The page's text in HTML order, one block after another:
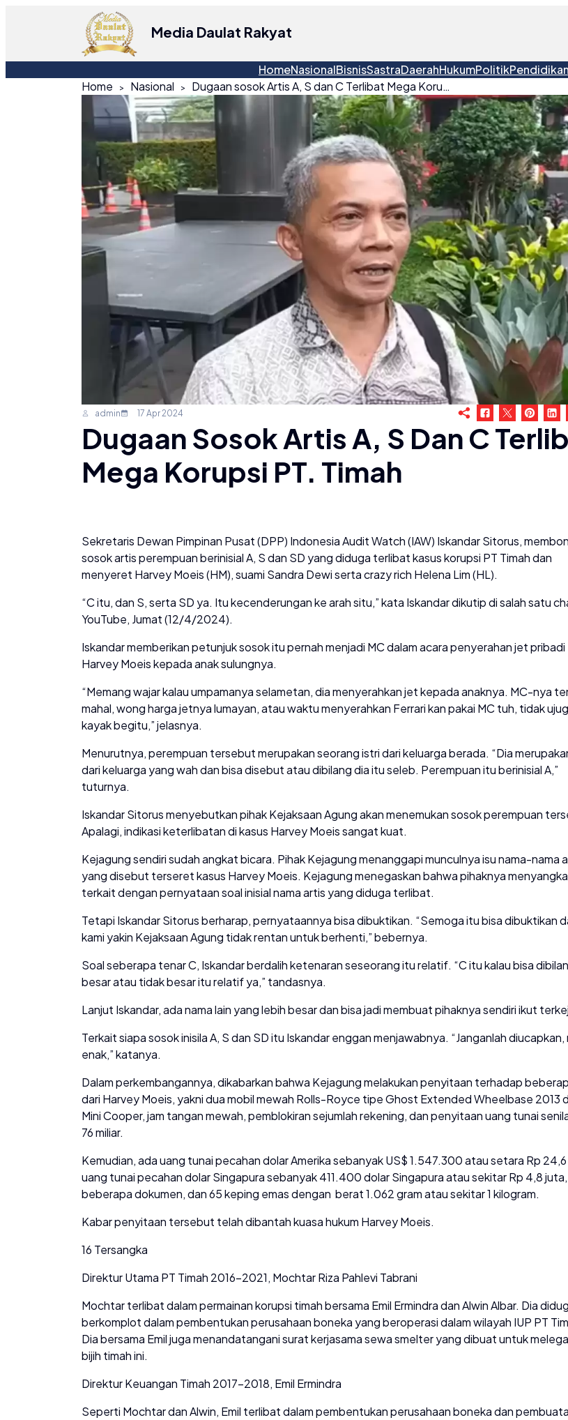
Media Daulat Rakyat
HomeNasionalBisnisSastraDaerahHukumPolitikPendidikan
Home
Nasional Dugaan sosok Artis A, S dan C Terlibat Mega Korupsi PT. Timah
admin 17 Apr 2024
Dugaan Sosok Artis A, S Dan C
Mega Korupsi PT. Timah
Sekretaris Dewan Pimpinan Pusat (DPP) Indonesia Audit Watch (IAW) Iskandar Sitorus,
sosok artis perempuan berinisial A, S dan SD yang diduga terlibat kasus korupsi PT Timah dan
menyeret Harvey Moeis (HM), suami Sandra Dewi serta crazy rich Helena Lim (HL).
“C itu, dan S, serta SD ya. Itu kecenderungan ke arah situ,” kata Iskandar dikutip di salah satu
YouTube, Jumat (12/4/2024).
Iskandar memberikan petunjuk sosok itu pernah menjadi MC dalam acara penyerahan jet pribadi
Harvey Moeis kepada anak sulungnya.
“Memang wajar kalau umpamanya selametan, dia menyerahkan jet kepada anaknya. MC-nya
mahal, wong harga jetnya lumayan, atau waktu menyerahkan Ferrari kan pakai MC tuh, tidak
kayak begitu,” jelasnya.
Menurutnya, perempuan tersebut merupakan seorang istri dari keluarga berada. “Dia
dari keluarga yang wah dan bisa disebut atau dibilang dia itu seleb. Perempuan itu berinisial A,”
tuturnya.
Iskandar Sitorus menyebutkan pihak Kejaksaan Agung akan menemukan sosok perempuan
Apalagi, indikasi keterlibatan di kasus Harvey Moeis sangat kuat.
Kejagung sendiri sudah angkat bicara. Pihak Kejagung menanggapi munculnya isu nama-nama
yang disebut terseret kasus Harvey Moeis. Kejagung menegaskan bahwa pihaknya
terkait dengan pernyataan soal inisial nama artis yang diduga terlibat.
Tetapi Iskandar Sitorus berharap, pernyataannya bisa dibuktikan. “Semoga itu bisa dibuktikan
kami yakin Kejaksaan Agung tidak rentan untuk berhenti,” bebernya.
Soal seberapa tenar C, Iskandar berdalih ketenaran seseorang itu relatif. “C itu kalau bisa
besar atau tidak besar itu relatif ya,” tandasnya.
Lanjut Iskandar, ada nama lain yang lebih besar dan bisa jadi membuat pihaknya sendiri ikut
Terkait siapa sosok inisila A, S dan SD itu Iskandar enggan menjawabnya. “Janganlah
enak,” katanya.
Dalam perkembangannya, dikabarkan bahwa Kejagung melakukan penyitaan terhadap
dari Harvey Moeis, yakni dua mobil mewah Rolls-Royce tipe Ghost Extended Wheelbase 2013
Mini Cooper, jam tangan mewah, pemblokiran sejumlah rekening, dan penyitaan uang tunai
76 miliar.
Kemudian, ada uang tunai pecahan dolar Amerika sebanyak US$ 1.547.300 atau setara Rp 24,6
uang tunai pecahan dolar Singapura sebanyak 411.400 dolar Singapura atau sekitar Rp 4,8 juta,
beberapa dokumen, dan 65 keping emas dengan berat 1.062 gram atau sekitar 1 kilogram.
Kabar penyitaan tersebut telah dibantah kuasa hukum Harvey Moeis.
16 Tersangka
Direktur Utama PT Timah 2016-2021, Mochtar Riza Pahlevi Tabrani
Mochtar terlibat dalam permainan korupsi timah bersama Emil Ermindra dan Alwin Albar. Dia
berkomplot dalam pembentukan perusahaan boneka yang beroperasi dalam wilayah IUP PT
Dia bersama Emil juga menandatangani surat kerjasama sewa smelter yang dibuat untuk
bijih timah ini.
Direktur Keuangan Timah 2017-2018, Emil Ermindra
Seperti Mochtar dan Alwin, Emil terlibat dalam pembentukan perusahaan boneka dan